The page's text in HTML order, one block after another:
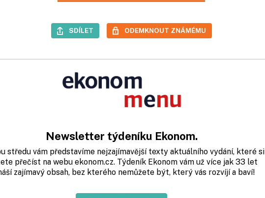
SDÍLET ODEMKNOUT ZNÁMÉMU
Newsletter týdeníku Ekonom.
středu vám představíme nejzajímavější texty aktuálního vydání, které si
přečíst na webu ekonom.cz. Týdeník Ekonom vám už více jak 33 let
zajímavý obsah, bez kterého nemůžete být, který vás rozvíjí a baví!